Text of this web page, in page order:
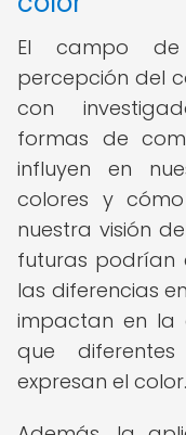
El campo
percepción del
con
formas de
influyen en
colores y
nuestra visión
futuras podrían
las diferencias
impactan en la
que
expresan el color.